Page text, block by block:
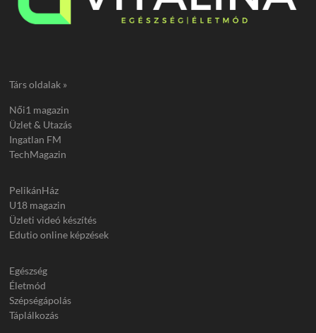
Társ oldalak »
Női1 magazin
Üzlet & Utazás
Ingatlan FM
TechMagazin
PelikánHáz
U18 magazin
Üzleti videó készítés
Edutio online képzések
Egészség
Életmód
Szépségápolás
Táplálkozás